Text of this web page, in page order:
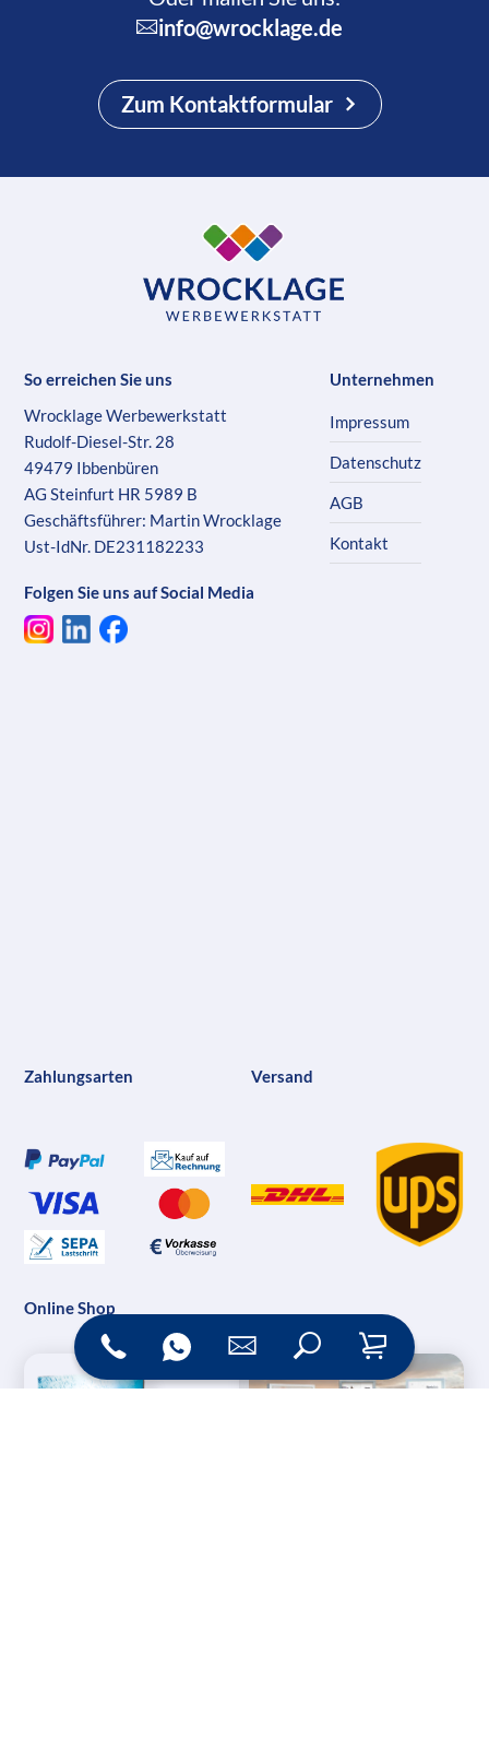
info@wrocklage.de
Zum Kontaktformular
So erreichen Sie uns
Wrocklage Werbewerkstatt
Rudolf-Diesel-Str. 28
49479 Ibbenbüren
AG Steinfurt HR 5989 B
Geschäftsführer: Martin Wrocklage
Ust-IdNr. DE231182233
Folgen Sie uns auf Social Media
Unternehmen
Impressum
Datenschutz
AGB
Kontakt
Zahlungsarten Versand
Online Shop